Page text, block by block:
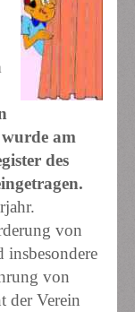
am
des
von
von
der Verein